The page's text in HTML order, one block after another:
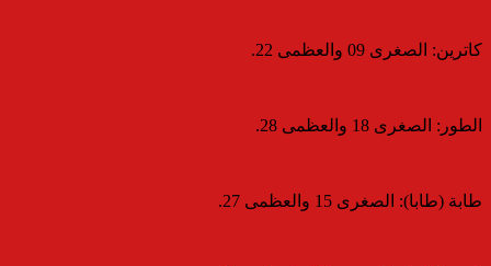
​كاترين: الصغرى 09 والعظمى 22.
​الطور: الصغرى 18 والعظمى 28.
​طابة (طابا): الصغرى 15 والعظمى 27.